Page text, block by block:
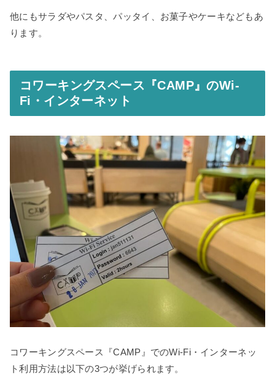
他にもサラダやパスタ、パッタイ、お菓子やケーキなどもあ
ります。
コワーキングスペース『CAMP』のWi-
Fi・インターネット
コワーキングスペース『CAMP』でのWi-Fi・インターネッ
ト利用方法は以下の3つが挙げられます。